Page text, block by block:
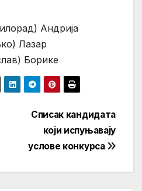
Андрија
Лазар
Борике
Списак кандидата
који испуњавају
услове конкурса